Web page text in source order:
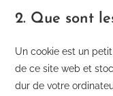
2. Que sont
Un cookie est un
de ce site web et
dur de votre